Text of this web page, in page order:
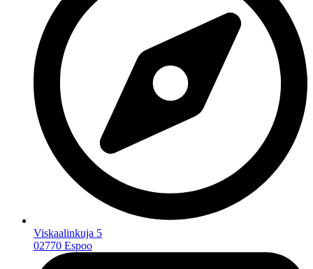
Viskaalinkuja 5
02770 Espoo